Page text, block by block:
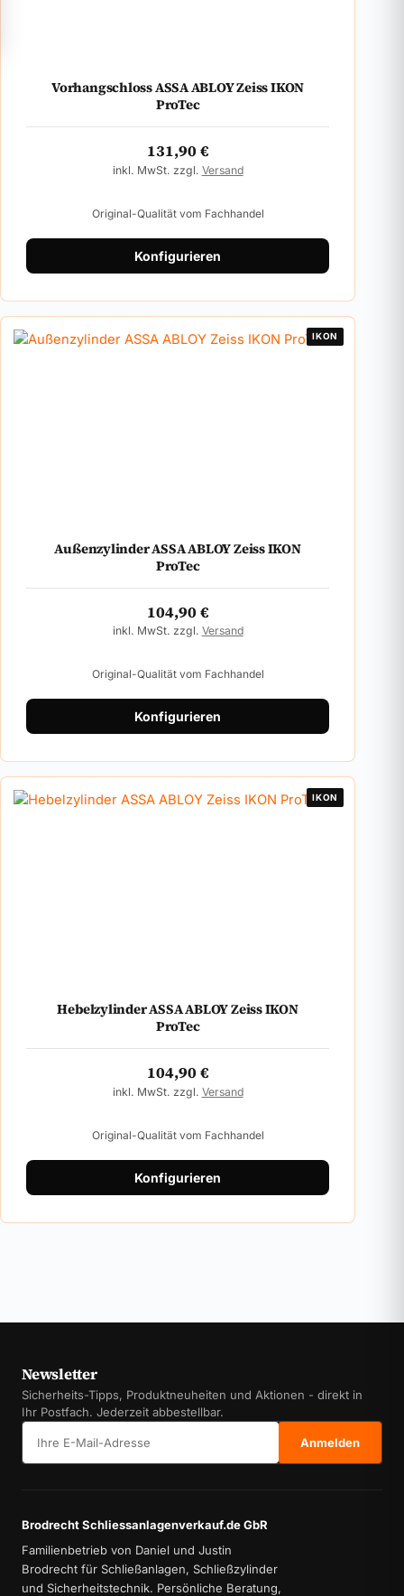
Vorhangschloss ASSA ABLOY Zeiss IKON
ProTec
131,90€
inkl. MwSt. zzgl. Versand
Original-Qualität vom Fachhandel
Konfigurieren
IKON
Außenzylinder ASSA ABLOY Zeiss IKON
ProTec
104,90€
inkl. MwSt. zzgl. Versand
Original-Qualität vom Fachhandel
Konfigurieren
IKON
Hebelzylinder ASSA ABLOY Zeiss IKON
ProTec
104,90€
inkl. MwSt. zzgl. Versand
Original-Qualität vom Fachhandel
Konfigurieren
Newsletter
Sicherheits-Tipps, Produktneuheiten und Aktionen - direkt in
Ihr Postfach. Jederzeit abbestellbar.
Anmelden
Brodrecht Schliessanlagenverkauf.de GbR
Familienbetrieb von Daniel und Justin
Brodrecht für Schließanlagen, Schließzylinder
und Sicherheitstechnik. Persönliche Beratung,